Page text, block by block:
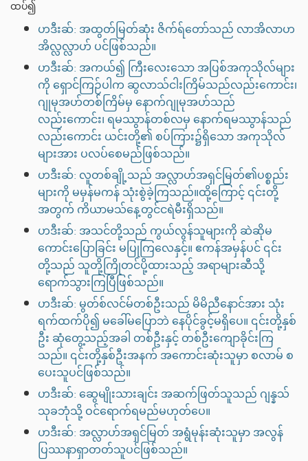
ထပ်၍
ဟဒီးဆ်: အထွတ်မြတ်ဆုံး ဇိက်ရ်တော်သည် လာအိလာဟ
အိလ္လလ္လာဟ် ပင်ဖြစ်သည်။
ဟဒီးဆ်: အကယ်၍ ကြီးလေးသော အပြစ်အကုသိုလ်များ
ကို ရှောင်ကြဉ်ပါက ဆွလာသ်ငါးကြိမ်သည်လည်းကောင်း၊
ဂျုမုအဟ်တစ်ကြိမ်မှ နောက်ဂျုမုအဟ်သည်
လည်းကောင်း၊ ရမဿွာန်တစ်လမှ နောက်ရမဿွာန်သည်
လည်းကောင်း ယင်းတို့၏ စပ်ကြား၌ရှိသော အကုသိုလ်
များအား ပလပ်စေမည်ဖြစ်သည်။
ဟဒီးဆ်: လူတစ်ချို့သည် အလ္လာဟ်အရှင်မြတ်၏ပစ္စည်း
များကို မမှန်မကန် သုံးစွဲခဲ့ကြသည်။ထို့ကြောင့် ၎င်းတို့
အတွက် ကိယာမသ်နေ့တွင်ငရဲမီးရှိသည်။
ဟဒီးဆ်: အသင်တို့သည် ကွယ်လွန်သူများကို ဆဲဆိုမ
ကောင်းပြောခြင်း မပြုကြလေနှင့်။ ဧကန်အမှန်ပင် ၎င်း
တို့သည် သူတို့ကြိုတင်ပို့ထားသည့် အရာများဆီသို့
ရောက်သွားကြပြီဖြစ်သည်။
ဟဒီးဆ်: မွတ်စ်လင်မ်တစ်ဦးသည် မိမိညီနောင်အား သုံး
ရက်ထက်ပို၍ မခေါ်မပြောဘဲ နေပိုင်ခွင့်မရှိပေ။ ၎င်းတို့နှစ်
ဦး ဆုံတွေ့သည့်အခါ တစ်ဦးနှင့် တစ်ဦးကျောခိုင်းကြ
သည်။ ၎င်းတို့နှစ်ဦးအနက် အကောင်းဆုံးသူမှာ စလာမ် စ
ပေးသူပင်ဖြစ်သည်။
ဟဒီးဆ်: ဆွေမျိုးသားချင်း အဆက်ဖြတ်သူသည် ဂျန္နသ်
သုခဘုံသို့ ဝင်ရောက်ရမည်မဟုတ်ပေ။
ဟဒီးဆ်: အလ္လာဟ်အရှင်မြတ် အရွံမုန်းဆုံးသူမှာ အလွန်
ပြဿနာရှာတတ်သူပင်ဖြစ်သည်။